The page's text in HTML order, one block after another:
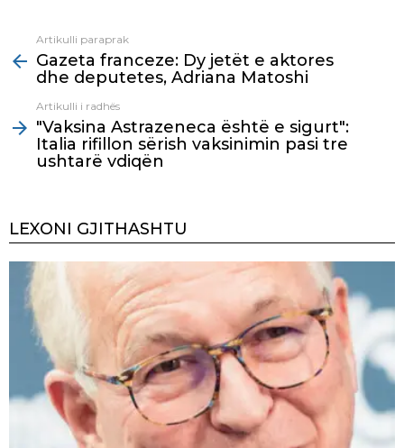
more
Artikulli paraprak
Gazeta franceze: Dy jetët e aktores
dhe deputetes, Adriana Matoshi
Artikulli i radhës
"Vaksina Astrazeneca është e sigurt":
Italia rifillon sërish vaksinimin pasi tre
ushtarë vdiqën
LEXONI GJITHASHTU